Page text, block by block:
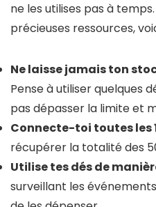
ne les utilises pas à
précieuses ressources,
Ne laisse jamais ton
Pense à utiliser quelques
pas dépasser la limite et
Connecte-toi toutes les
récupérer la totalité des
Utilise tes dés de
surveillant les